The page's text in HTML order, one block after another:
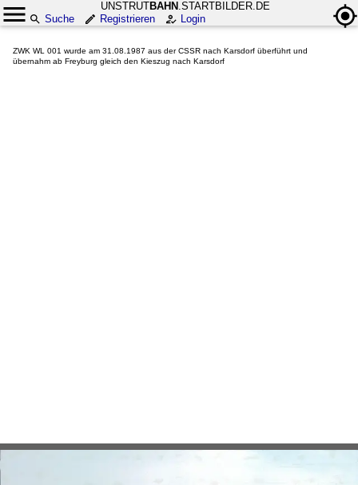
UNSTRUTBAHN .STARTBILDER.DE
Suche
Registrieren Login
ZWK WL 001 wurde am 31.08.1987 aus der CSSR nach Karsdorf überführt und
übernahm ab Freyburg gleich den Kieszug nach Karsdorf